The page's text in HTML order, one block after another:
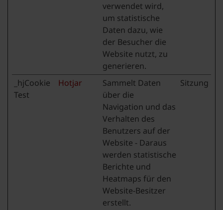
verwendet wird,
um statistische
Daten dazu, wie
der Besucher die
Website nutzt, zu
generieren.
_hjCookie
Test
Hotjar
Sammelt Daten
über die
Navigation und das
Verhalten des
Benutzers auf der
Website - Daraus
werden statistische
Berichte und
Heatmaps für den
Website-Besitzer
erstellt.
Sitzung